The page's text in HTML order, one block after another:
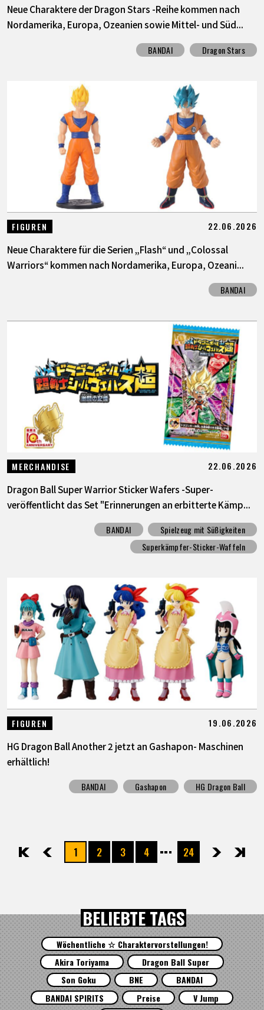
Neue Charaktere der Dragon Stars -Reihe kommen nach
Nordamerika, Europa, Ozeanien sowie Mittel- und Süd...
BANDAI Dragon Stars
FIGUREN 22.06.2026
Neue Charaktere für die Serien „Flash“ und „Colossal
Warriors“ kommen nach Nordamerika, Europa, Ozeani...
BANDAI
MERCHANDISE 22.06.2026
Dragon Ball Super Warrior Sticker Wafers -Super-
veröffentlicht das Set "Erinnerungen an erbitterte Kämp...
BANDAI
Spielzeug mit Süßigkeiten
Superkämpfer-Sticker-Waffeln
FIGUREN 19.06.2026
HG Dragon Ball Another 2 jetzt an Gashapon- Maschinen
erhältlich!
BANDAI Gashapon HG Dragon Ball
先頭 前へ1 2 3 4 24次へ最後
BELIEBTE TAGS
Wöchentliche ☆ Charaktervorstellungen!
Akira Toriyama
Dragon Ball Super
Son Goku
BNE
BANDAI
BANDAI SPIRITS
Preise
V Jump